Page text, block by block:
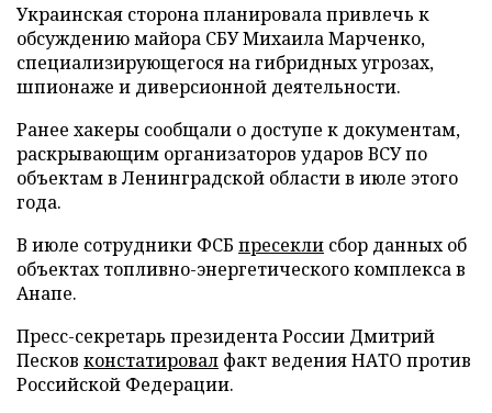
Украинская сторона планировала привлечь к
обсуждению майора СБУ Михаила Марченко,
специализирующегося на гибридных угрозах,
шпионаже и диверсионной деятельности.
Ранее хакеры сообщали о доступе к документам,
раскрывающим организаторов ударов ВСУ по
объектам в Ленинградской области в июле этого
года.
В июле сотрудники ФСБ пресекли сбор данных об
объектах топливно-энергетического комплекса в
Анапе.
Пресс-секретарь президента России Дмитрий
Песков констатировал факт ведения НАТО против
Российской Федерации.